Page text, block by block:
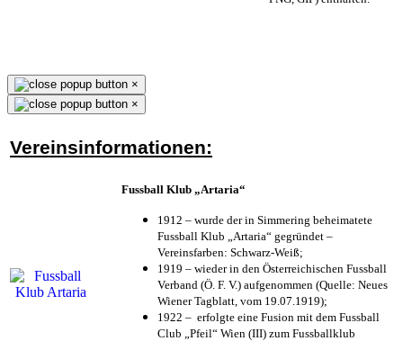
×
×
Vereinsinformationen:
Fussball Klub „Artaria“
1912 – wurde der in Simmering beheimatete
Fussball Klub „Artaria“ gegründet –
Vereinsfarben: Schwarz-Weiß;
1919 – wieder in den Österreichischen Fussball
Verband (Ö. F. V.) aufgenommen (Quelle: Neues
Wiener Tagblatt, vom 19.07.1919);
1922 – erfolgte eine Fusion mit dem Fussball
Club „Pfeil“ Wien (III) zum Fussballklub